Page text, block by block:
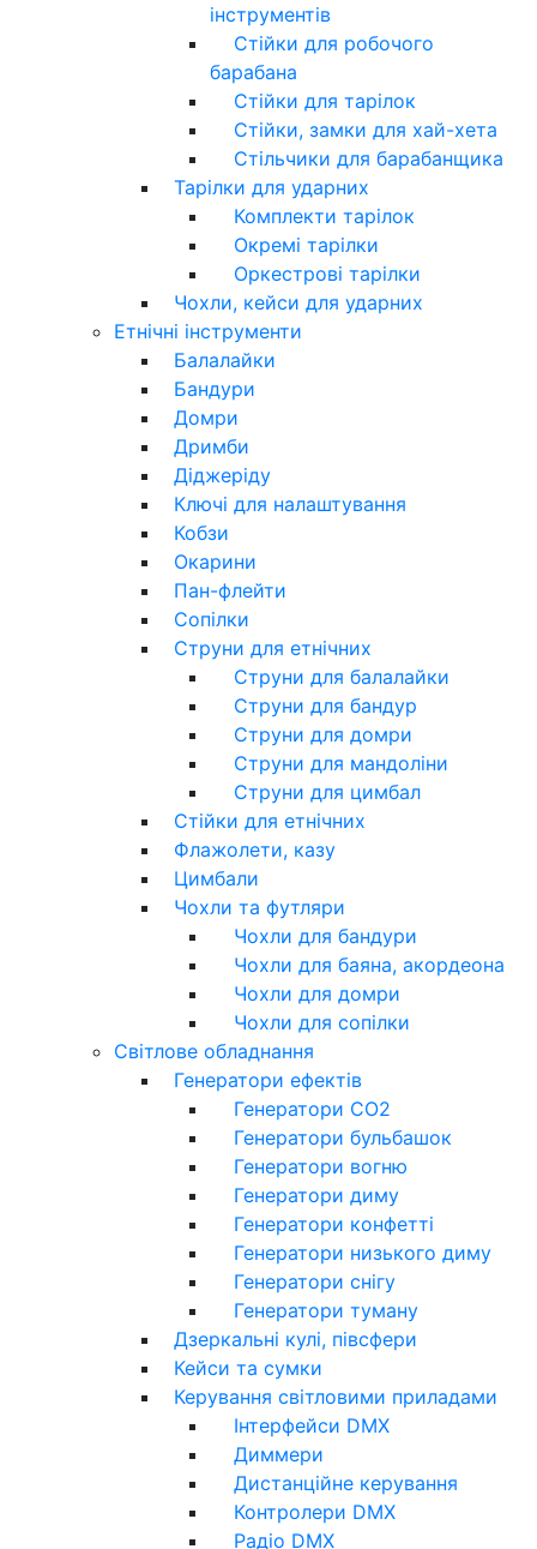
інструментів
Стійки для робочого
барабана
Стійки для тарілок
Стійки, замки для хай-хета
Стільчики для барабанщика
Тарілки для ударних
Комплекти тарілок
Окремі тарілки
Оркестрові тарілки
Чохли, кейси для ударних
Етнічні інструменти
Балалайки
Бандури
Домри
Дримби
Діджеріду
Ключі для налаштування
Кобзи
Окарини
Пан-флейти
Сопілки
Струни для етнічних
Струни для балалайки
Струни для бандур
Струни для домри
Струни для мандоліни
Струни для цимбал
Стійки для етнічних
Флажолети, казу
Цимбали
Чохли та футляри
Чохли для бандури
Чохли для баяна, акордеона
Чохли для домри
Чохли для сопілки
Світлове обладнання
Генератори ефектів
Генератори CO2
Генератори бульбашок
Генератори вогню
Генератори диму
Генератори конфетті
Генератори низького диму
Генератори снігу
Генератори туману
Дзеркальні кулі, півсфери
Кейси та сумки
Керування світловими приладами
Інтерфейси DMX
Диммери
Дистанційне керування
Контролери DMX
Радіо DMX